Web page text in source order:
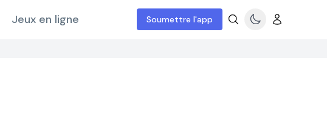
Jeux en ligne Soumettre l'app